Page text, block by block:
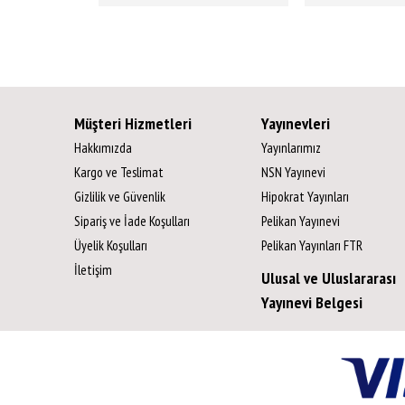
Müşteri Hizmetleri
Hakkımızda
Kargo ve Teslimat
Gizlilik ve Güvenlik
Sipariş ve İade Koşulları
Üyelik Koşulları
İletişim
Yayınevleri
Yayınlarımız
NSN Yayınevi
Hipokrat Yayınları
Pelikan Yayınevi
Pelikan Yayınları FTR
Ulusal ve Uluslararası
Yayınevi Belgesi